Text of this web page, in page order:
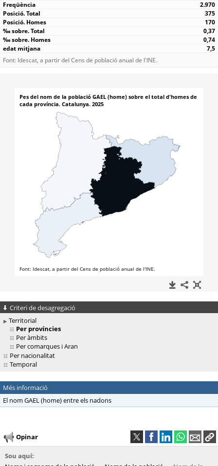
2.970
375
170
0,37
0,74
7,5
Font: Idescat, a partir del Cens de població anual de l'INE.
Criteri de desagregació
Territorial
Per províncies
Per àmbits
Per comarques i Aran
Per nacionalitat
Temporal
Més informació
El nom GAEL (home) entre els nadons
Opinar
Sou aquí: